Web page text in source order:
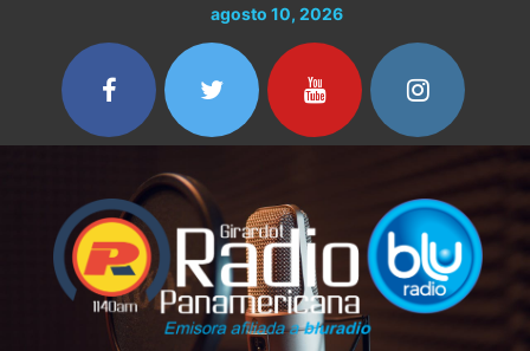
contenido
agosto 10, 2026